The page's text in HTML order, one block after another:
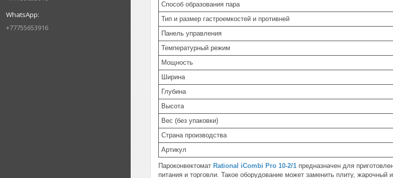
+77755653916
Способ образования пара
Тип и размер гастроемкостей и противней
Панель управления
Температурный режим
Мощность
Ширина
Глубина
Высота
Вес (без упаковки)
Страна производства
Артикул
Пароконвектомат Rational iCombi Pro 10-2/1 предназначен для
питания и торговли. Такое оборудование может заменить плиту,